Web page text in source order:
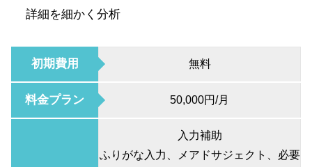
詳細を細かく分析
初期費用 無料
料金プラン 50,000円/月
入力補助
ふりがな入力、メアドサジェクト、必要